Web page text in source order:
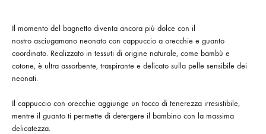
Il momento del bagnetto diventa ancora più dolce con il
nostro asciugamano neonato con cappuccio a orecchie e guanto
coordinato. Realizzato in tessuti di origine naturale, come bambù e
cotone, è ultra assorbente, traspirante e delicato sulla pelle sensibile dei
neonati.
Il cappuccio con orecchie aggiunge un tocco di tenerezza irresistibile,
mentre il guanto ti permette di detergere il bambino con la massima
delicatezza.